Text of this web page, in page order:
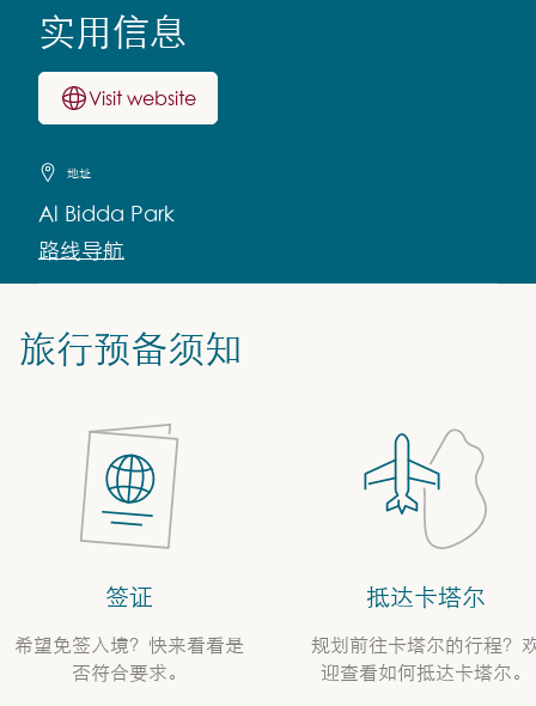
实用信息
Visit website
地址
Al Bidda Park
路线导航
旅行预备须知
签证
希望免签入境？快来看看是
否符合要求。
抵达卡塔尔
规划前往卡塔尔的行程？
迎查看如何抵达卡塔尔。